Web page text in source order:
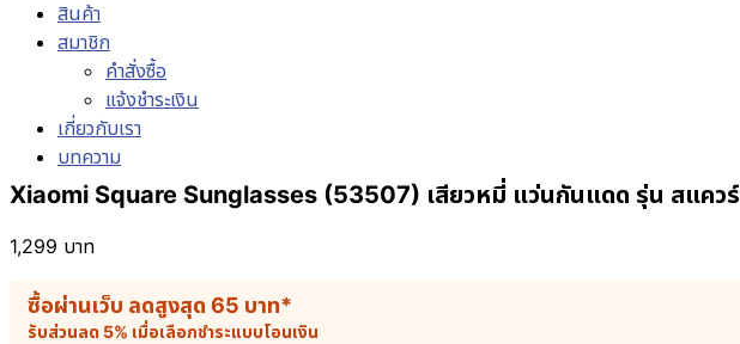
สินค้า
สมาชิก
คำสั่งซื้อ
แจ้งชำระเงิน
เกี่ยวกับเรา
บทความ
Xiaomi Square Sunglasses (53507) เสียวหมี่ แว่นกันแดด รุ่น สแควร์
1,299 บาท
ซื้อผ่านเว็บ ลดสูงสุด 65 บาท*
รับส่วนลด 5% เมื่อเลือกชำระแบบโอนเงิน